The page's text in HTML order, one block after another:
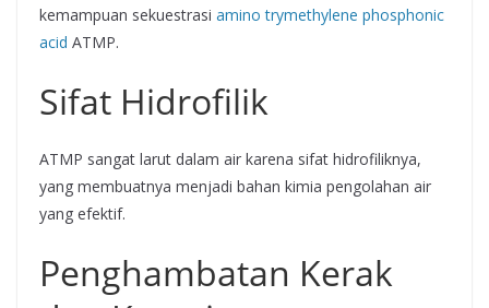
kemampuan sekuestrasi amino trymethylene phosphonic
acid ATMP.
Sifat Hidrofilik
ATMP sangat larut dalam air karena sifat hidrofiliknya,
yang membuatnya menjadi bahan kimia pengolahan air
yang efektif.
Penghambatan Kerak